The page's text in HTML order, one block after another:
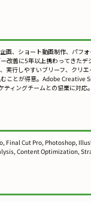
画、ショート動画制作、パフ
改善に5年以上携わってきたデ
実行しやすいブリーフ、クリ
むことが得意。Adobe Creative
ティングチームとの協業に対応。
Final Cut Pro, Photoshop,
Content Optimization,